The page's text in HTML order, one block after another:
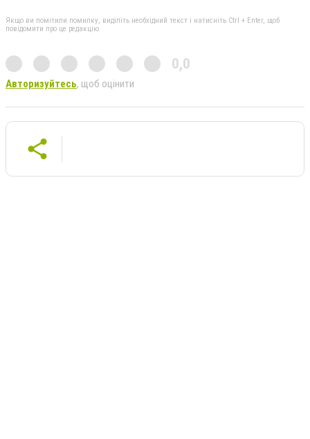
Якщо ви помітили помилку, виділіть необхідний текст і натисніть Ctrl + Enter, щоб
повідомити про це редакцію
0,0
Авторизуйтесь, щоб оцінити